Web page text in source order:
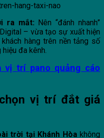
ra mắt: Nên “đánh nhanh”
– vừa tạo sự xuất hiện
hàng trên nền tảng số
đa kênh.
vị trí pano quảng cáo
vị trí đắt giá
trời tại Khánh Hòa không